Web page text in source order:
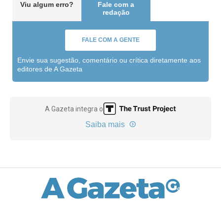
Viu algum erro?
Fale com a
redação
FALE COM A GENTE
Envie sua sugestão, comentário ou crítica diretamente aos
editores de A Gazeta
A Gazeta integra o
Saiba mais